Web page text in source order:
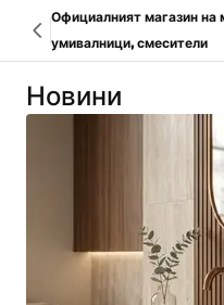
Официалният магазин на
умивалници, смесители
Новини